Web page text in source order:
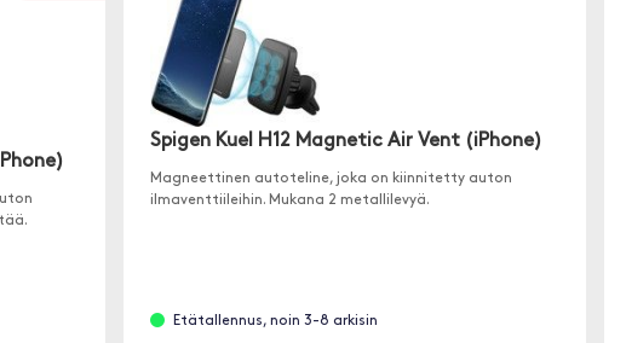
Spigen Kuel H12 Magnetic Air Vent (iPhone)
Magneettinen autoteline, joka on kiinnitetty auton
ilmaventtiileihin. Mukana 2 metallilevyä.
Etätallennus, noin 3-8 arkisin